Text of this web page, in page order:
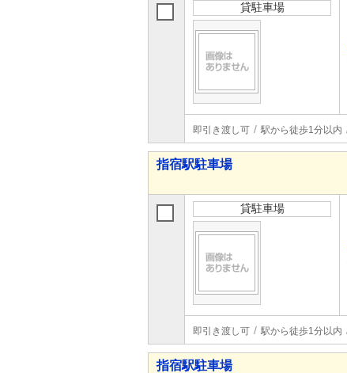
貸駐車場
即引き渡し可 駅から徒歩1分以内
指宿駅駐車場
貸駐車場
即引き渡し可 駅から徒歩1分以内
指宿駅駐車場